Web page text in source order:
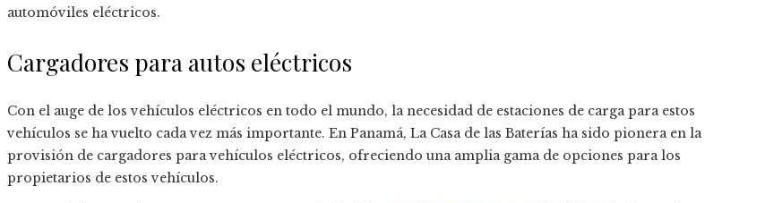
automóviles eléctricos.
Cargadores para autos eléctricos
Con el auge de los vehículos eléctricos en todo el mundo, la necesidad de estaciones de carga para estos
vehículos se ha vuelto cada vez más importante. En Panamá, La Casa de las Baterías ha sido pionera en la
provisión de cargadores para vehículos eléctricos, ofreciendo una amplia gama de opciones para los
propietarios de estos vehículos.